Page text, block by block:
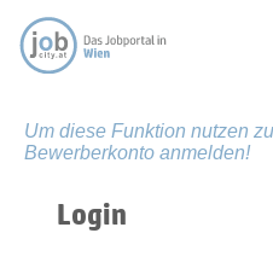
Um diese Funktion nutzen
Bewerberkonto anmelden!
Login